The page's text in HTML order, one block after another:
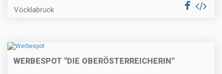
Vöcklabruck
WERBESPOT "DIE OBERÖSTERREICHERIN"